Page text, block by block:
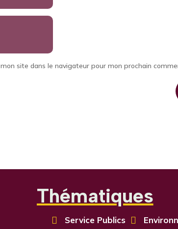
site dans le navigateur pour mon prochain
Thématiques
 Service Publics 